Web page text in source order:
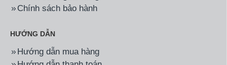
Máy sấy thông hơi
6.190.000đ